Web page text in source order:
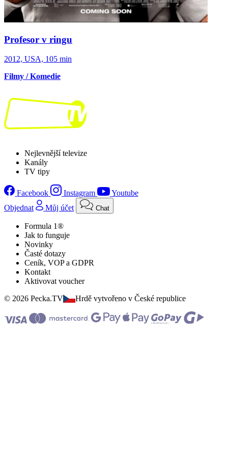
Profesor v ringu
2012, USA, 105 min
Filmy / Komedie
Nejlevnější televize
Kanály
TV tipy
Facebook Instagram
Youtube
Objednat
Můj účet Chat
Formula 1®
Jak to funguje
Novinky
Časté dotazy
Ceník, VOP a GDPR
Kontakt
Aktivovat voucher
© 2026 Pecka.TV
Hrdě vytvořeno v České republice